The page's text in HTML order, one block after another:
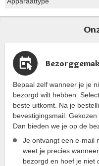
Bepaal zelf wanneer je je
bezorgd wilt hebben.
beste uitkomt. Na je
bevestigingsmail.
Dan bieden we je op de
Je ontvangt een e-mail
weet je precies
bezorgd en hoef je niet